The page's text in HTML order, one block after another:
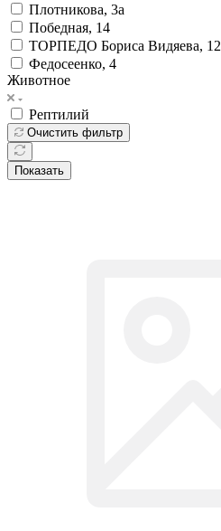
Плотникова, 3а
Победная, 14
ТОРПЕДО Бориса Видяева, 12
Федосеенко, 4
Животное
Рептилий
Очистить фильтр
Показать